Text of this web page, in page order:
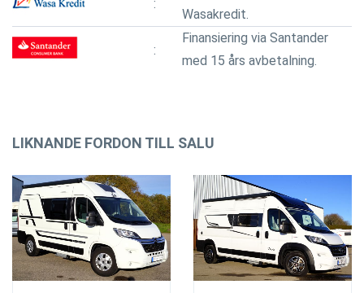
Wasakredit.
Finansiering via Santander
med 15 års avbetalning.
LIKNANDE FORDON TILL SALU